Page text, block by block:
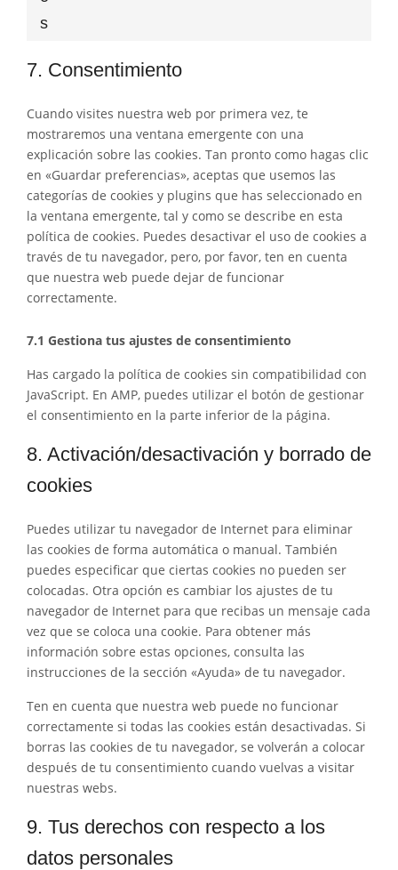
s
7. Consentimiento
Cuando visites nuestra web por primera vez, te
mostraremos una ventana emergente con una
explicación sobre las cookies. Tan pronto como hagas clic
en «Guardar preferencias», aceptas que usemos las
categorías de cookies y plugins que has seleccionado en
la ventana emergente, tal y como se describe en esta
política de cookies. Puedes desactivar el uso de cookies a
través de tu navegador, pero, por favor, ten en cuenta
que nuestra web puede dejar de funcionar
correctamente.
7.1 Gestiona tus ajustes de consentimiento
Has cargado la política de cookies sin compatibilidad con
JavaScript. En AMP, puedes utilizar el botón de gestionar
el consentimiento en la parte inferior de la página.
8. Activación/desactivación y borrado de
cookies
Puedes utilizar tu navegador de Internet para eliminar
las cookies de forma automática o manual. También
puedes especificar que ciertas cookies no pueden ser
colocadas. Otra opción es cambiar los ajustes de tu
navegador de Internet para que recibas un mensaje cada
vez que se coloca una cookie. Para obtener más
información sobre estas opciones, consulta las
instrucciones de la sección «Ayuda» de tu navegador.
Ten en cuenta que nuestra web puede no funcionar
correctamente si todas las cookies están desactivadas. Si
borras las cookies de tu navegador, se volverán a colocar
después de tu consentimiento cuando vuelvas a visitar
nuestras webs.
9. Tus derechos con respecto a los
datos personales